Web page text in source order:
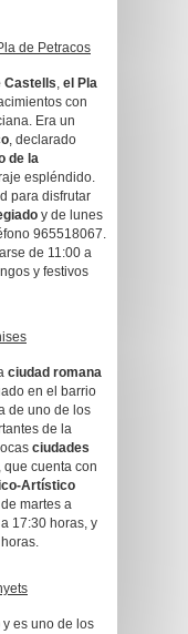
de Petracos
Castells, el Pla
con
Era un
, declarado
de la
espléndido.
para disfrutar
y de lunes
965518067.
de 11:00 a
y festivos
ciudad romana
en el barrio
de uno de los
de la
ciudades
cuenta con
Artístico
martes a
17:30 horas, y
y es uno de los